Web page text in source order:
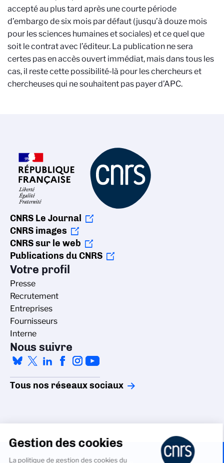
accepté au plus tard après une courte période
d’embargo de six mois par défaut (jusqu’à douze mois
pour les sciences humaines et sociales) et ce quel que
soit le contrat avec l’éditeur. La publication ne sera
certes pas en accès ouvert immédiat, mais dans tous les
cas, il reste cette possibilité-là pour les chercheurs et
chercheuses qui ne souhaitent pas payer d’APC.
CNRS Le Journal
CNRS images
CNRS sur le web
Publications du CNRS
Votre profil
Presse
Recrutement
Entreprises
Fournisseurs
Interne
Nous suivre
Tous nos réseaux sociaux
Gestion des cookies
La politique de gestion des cookies du